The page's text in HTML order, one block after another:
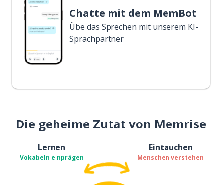
Chatte mit dem MemBot
Übe das Sprechen mit unserem KI-
Sprachpartner
Die geheime Zutat von Memrise
Lernen
Vokabeln einprägen
Eintauchen
Menschen verstehen